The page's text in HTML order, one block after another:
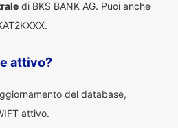
di BKS BANK AG. Puoi anche
attivo?
del database,
attivo.